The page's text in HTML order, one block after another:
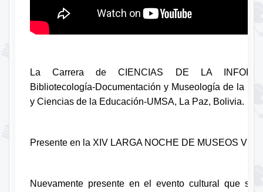
La Carrera de CIENCIAS DE LA
Bibliotecología-Documentación y Museología de la
y Ciencias de la Educación-UMSA, La Paz, Bolivia.
Presente en la XIV LARGA NOCHE DE MUSEOS
Nuevamente presente en el evento cultural que se